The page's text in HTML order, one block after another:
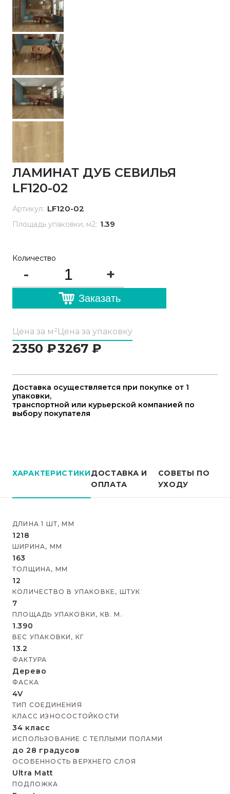
ЛАМИНАТ ДУБ СЕВИЛЬЯ
LF120-02
Артикул: LF120-02
Площадь упаковки, м2: 1.39
Количество
- +
Заказать
Цена за м²
2350 ₽
Цена за упаковку
3267 ₽
Доставка осуществляется при покупке от 1
упаковки,
транспортной или курьерской компанией по
выбору покупателя
ХАРАКТЕРИСТИКИДОСТАВКА И
ОПЛАТА
СОВЕТЫ ПО
УХОДУ
ДЛИНА 1 ШТ, ММ
1218
ШИРИНА, ММ
163
ТОЛЩИНА, ММ
12
КОЛИЧЕСТВО В УПАКОВКЕ, ШТУК
7
ПЛОЩАДЬ УПАКОВКИ, КВ. М.
1.390
ВЕС УПАКОВКИ, КГ
13.2
ФАКТУРА
Дерево
ФАСКА
4V
ТИП СОЕДИНЕНИЯ
КЛАСС ИЗНОСОСТОЙКОСТИ
34 класс
ИСПОЛЬЗОВАНИЕ С ТЕПЛЫМИ ПОЛАМИ
до 28 градусов
ОСОБЕННОСТЬ ВЕРХНЕГО СЛОЯ
Ultra Matt
ПОДЛОЖКА